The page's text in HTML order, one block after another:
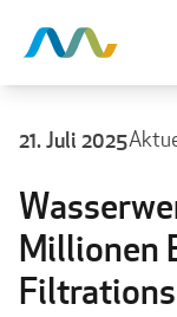
21. Juli 2025
Millionen